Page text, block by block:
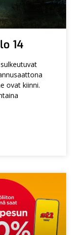
14
ovat kiinni.